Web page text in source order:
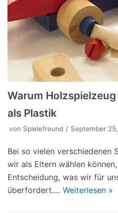
Warum
als Plastik
von Spielefreund September
Bei so vielen verschiedenen
wir als Eltern wählen
Entscheidung, was wir für
überfordert.… Weiterlesen »